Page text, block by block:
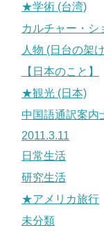
★学術 (台湾)
カルチャー・シ
人物 (日台の架
【日本のこと】
★観光 (日本)
中国語通訳案内
2011.3.11
日常生活
研究生活
★アメリカ旅行
未分類